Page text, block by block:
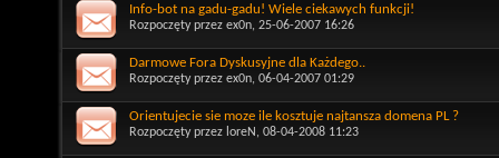
Info-bot na gadu-gadu! Wiele ciekawych funkcji!
Rozpoczęty przez ex0n, 25-06-2007 16:26
Darmowe Fora Dyskusyjne dla Każdego..
Rozpoczęty przez ex0n, 06-04-2007 01:29
Orientujecie sie moze ile kosztuje najtansza domena PL ?
Rozpoczęty przez loreN , 08-04-2008 11:23